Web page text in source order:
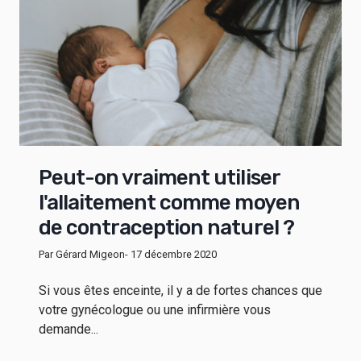
Peut-on vraiment utiliser
l'allaitement comme moyen
de contraception naturel ?
Par Gérard Migeon- 17 décembre 2020
Si vous êtes enceinte, il y a de fortes chances que
votre gynécologue ou une infirmière vous
demande...